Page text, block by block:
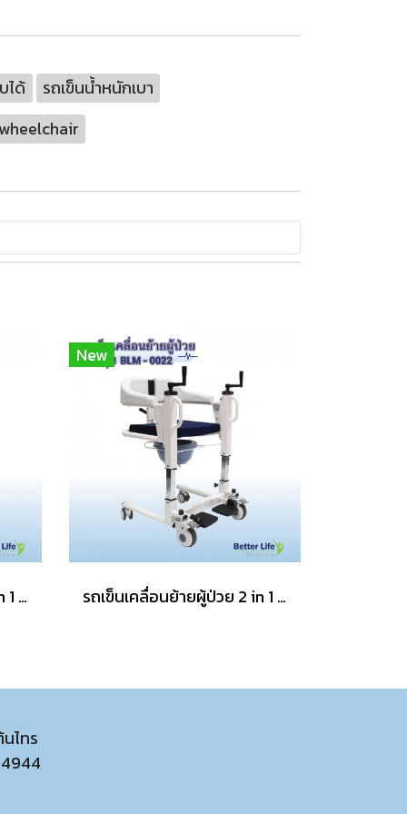
ได้
รถเข็นน้ำหนักเบา
wheelchair
รถเข็นเคลื่อนย้ายผู้ป่วย 2 in 1 อุปกรณ์เคลื่อนย้ายผู้ป่วยติดเตียง รถเข็นสำหรับผู้ป่วยติดเตียง
New
รถเข็นเคลื่อนย้ายผู้ป่วย 2 in 1 อุปกรณ์เคลื่อนย้ายผู้ป่วยติดเตียง รถเข็นสำหรับผู้ป่วยติดเตียง
ไทร